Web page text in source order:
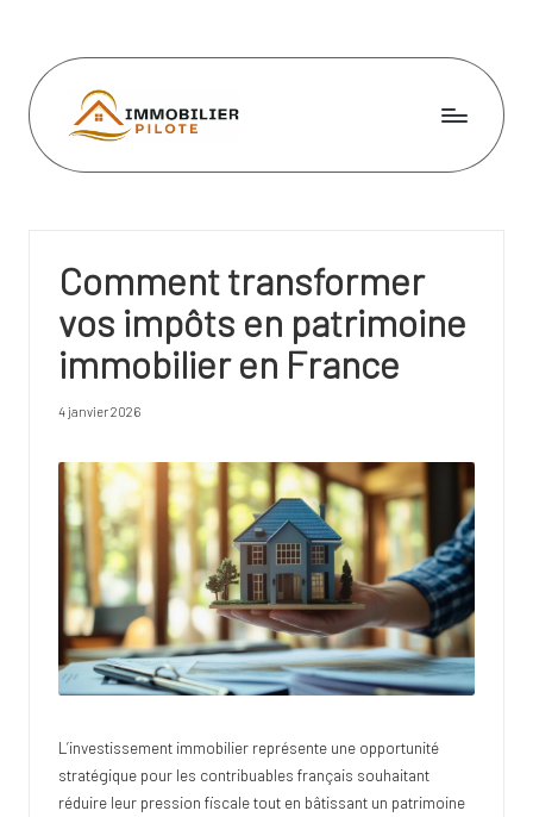
content
I
o
bi
li
e
r
pi
lo
te
Comment transformer
vos impôts en patrimoine
immobilier en France
4 janvier 2026
L’investissement immobilier représente une opportunité
stratégique pour les contribuables français souhaitant
réduire leur pression fiscale tout en bâtissant un patrimoine